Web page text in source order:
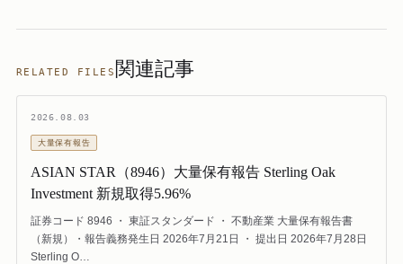
RELATED FILES 関連記事
2026.08.03
大量保有報告
ASIAN STAR（8946）大量保有報告 Sterling Oak
Investment 新規取得5.96%
証券コード 8946 ・ 東証スタンダード ・ 不動産業 大量保有報告書
（新規）・報告義務発生日 2026年7月21日 ・ 提出日 2026年7月28日
Sterling O…